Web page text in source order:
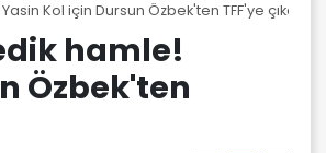
Kol için Dursun Özbek'ten TFF'ye çıkarma
hamle!
Özbek'ten